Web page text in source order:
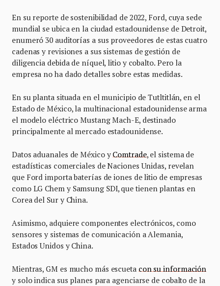
En su reporte de sostenibilidad de 2022, Ford, cuya sede
mundial se ubica en la ciudad estadounidense de Detroit,
enumeró 30 auditorías a sus proveedores de estas cuatro
cadenas y revisiones a sus sistemas de gestión de
diligencia debida de níquel, litio y cobalto. Pero la
empresa no ha dado detalles sobre estas medidas.
En su planta situada en el municipio de Tutltitlán, en el
Estado de México, la multinacional estadounidense arma
el modelo eléctrico Mustang Mach-E, destinado
principalmente al mercado estadounidense.
Datos aduanales de México yComtrade, el sistema de
estadísticas comerciales de Naciones Unidas, revelan
que Ford importa baterías de iones de litio de empresas
como LG Chem y Samsung SDI, que tienen plantas en
Corea del Sur y China.
Asimismo, adquiere componentes electrónicos, como
sensores y sistemas de comunicación a Alemania,
Estados Unidos y China.
Mientras, GM es mucho más escueta con su información
y solo indica sus planes para agenciarse de cobalto de la